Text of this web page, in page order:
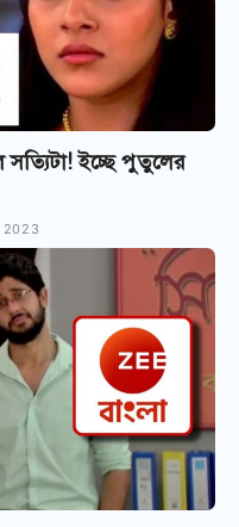
ইচ্ছে পুতুলের
2023